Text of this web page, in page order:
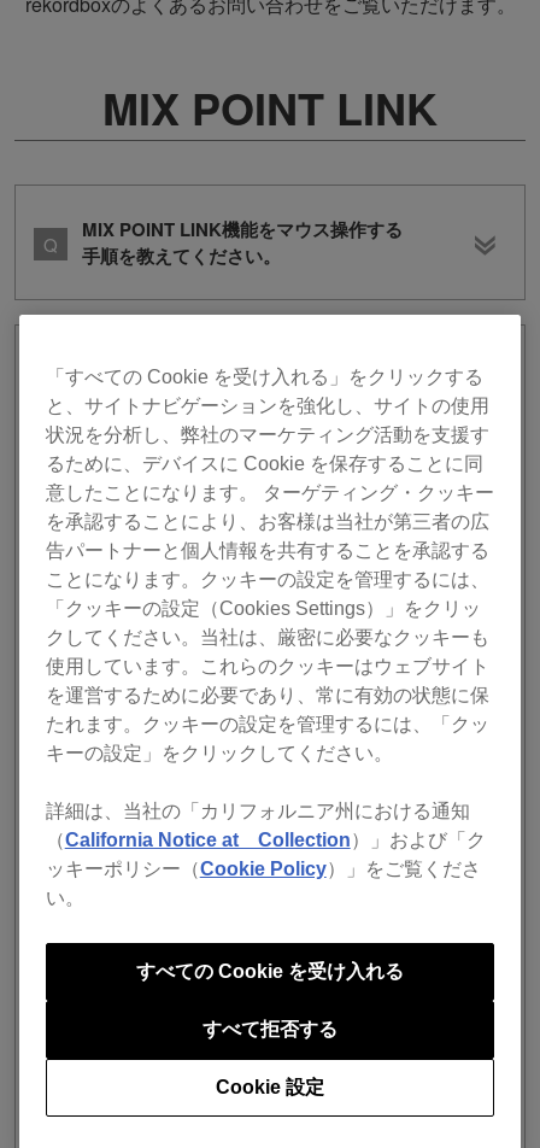
MIX POINT LINK
MIX POINT LINK機能をマウス操作する
手順を教えてください。
MIX POINT LINK機能をMIDI LEARNを
利用してハードウェア操作する手順を教
えてください。
例：
MIDI LEARN機能を利用してMIX POINT LINKのボタン(3
個)をマッピングし、デッキ１のトラックAからデッキ２の
トラックB にミックスする場合の手順を例にして説明しま
す。
あらかじめ楽曲のMIX POINTの位置にホットキュー
またはメモリーキューを設定しておきます。SYNC
機能を使う場合はBEAT SYNCをオンに設定してお
また、MIDI LEARNのMIX POINT LINKタブにて
[MixPointLink CueSelectBack/Next]ボタンおよび、
[MixPointLink Set]ボタンをマッピングしておきま
デッキ1にトラックAをロードし再生する。デッキ２
にトラックBをロードする
デッキ2の[MemoryCueCall]ボタンまたはHot Cuesが
設定されたボタン/パッドを押し、ミックス開始とな
るMIX POINTをトラックBのキューポイントまたは
Hot Cueから呼び出す
「すべての Cookie を受け入れる」をクリックする
と、サイトナビゲーションを強化し、サイトの使用
状況を分析し、弊社のマーケティング活動を支援す
るために、デバイスに Cookie を保存することに同
意したことになります。 ターゲティング・クッキー
を承認することにより、お客様は当社が第三者の広
告パートナーと個人情報を共有することを承認する
ことになります。クッキーの設定を管理するには、
「クッキーの設定（Cookies Settings）」をクリッ
クしてください。当社は、厳密に必要なクッキーも
使用しています。これらのクッキーはウェブサイト
を運営するために必要であり、常に有効の状態に保
たれます。クッキーの設定を管理するには、「クッ
キーの設定」をクリックしてください。
詳細は、当社の「カリフォルニア州における通知
（California Notice at Collection）」および「ク
ッキーポリシー（Cookie Policy）」をご覧くださ
い。
Cookie 設定
すべて拒否する
すべての Cookie を受け入れる